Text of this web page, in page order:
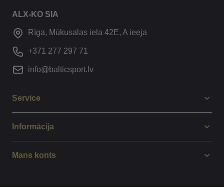
ALX-KO SIA
Rīga, Mūkusalas iela 42E, A ieeja
+371 277 297 71
info@balticsport.lv
Service
Informācija
Mans konts